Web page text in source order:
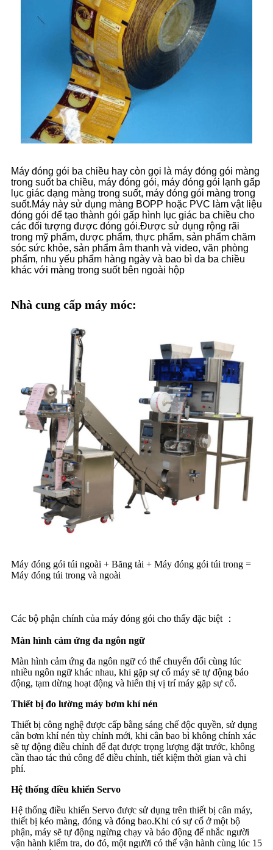
Máy đóng gói ba chiều hay còn gọi là máy đóng gói màng
trong suốt ba chiều, máy đóng gói, máy đóng gói lạnh gấp
lục giác dạng màng trong suốt, máy đóng gói màng trong
suốt.Máy này sử dụng màng BOPP hoặc PVC làm vật liệu
đóng gói để tạo thành gói gấp hình lục giác ba chiều cho
các đối tượng được đóng gói.Được sử dụng rộng rãi
trong mỹ phẩm, dược phẩm, thực phẩm, sản phẩm chăm
sóc sức khỏe, sản phẩm âm thanh và video, văn phòng
phẩm, nhu yếu phẩm hàng ngày và bao bì da ba chiều
khác với màng trong suốt bên ngoài hộp
Nhà cung cấp máy móc:
Máy đóng gói túi ngoài + Băng tải + Máy đóng gói túi trong =
Máy đóng túi trong và ngoài
Các bộ phận chính của máy đóng gói cho thấy đặc biệt ：
Màn hình cảm ứng đa ngôn ngữ
Màn hình cảm ứng đa ngôn ngữ có thể chuyển đổi cùng lúc
nhiều ngôn ngữ khác nhau, khi gặp sự cố máy sẽ tự động báo
động, tạm dừng hoạt động và hiển thị vị trí máy gặp sự cố.
Thiết bị đo lường máy bơm khí nén
Thiết bị công nghệ được cấp bằng sáng chế độc quyền, sử dụng
cân bơm khí nén tùy chỉnh mới, khi cân bao bì không chính xác
sẽ tự động điều chỉnh để đạt được trọng lượng đặt trước, không
cần thao tác thủ công để điều chỉnh, tiết kiệm thời gian và chi
phí.
Hệ thống điều khiển Servo
Hệ thống điều khiển Servo được sử dụng trên thiết bị cân máy,
thiết bị kéo màng, đóng và đóng bao.Khi có sự cố ở một bộ
phận, máy sẽ tự động ngừng chạy và báo động để nhắc người
vận hành kiểm tra, do đó, một người có thể vận hành cùng lúc 15